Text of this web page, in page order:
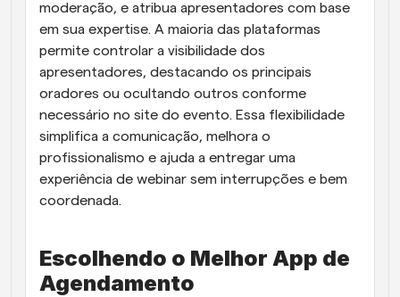
moderação, e atribua apresentadores com base
em sua expertise. A maioria das plataformas
permite controlar a visibilidade dos
apresentadores, destacando os principais
oradores ou ocultando outros conforme
necessário no site do evento. Essa flexibilidade
simplifica a comunicação, melhora o
profissionalismo e ajuda a entregar uma
experiência de webinar sem interrupções e bem
coordenada.
Escolhendo o Melhor App de
Agendamento